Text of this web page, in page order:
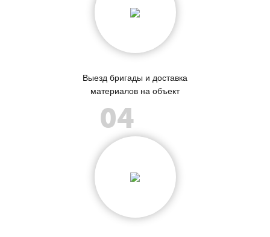
Выезд бригады и доставка
материалов на объект
04